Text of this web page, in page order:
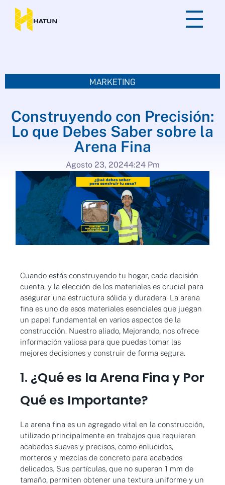
MARKETING
Construyendo con Precisión:
Lo que Debes Saber sobre la
Arena Fina
Agosto 23, 20244:24 Pm
Cuando estás construyendo tu hogar, cada decisión
cuenta, y la elección de los materiales es crucial para
asegurar una estructura sólida y duradera. La arena
fina es uno de esos materiales esenciales que juegan
un papel fundamental en varios aspectos de la
construcción. Nuestro aliado, Mejorando, nos ofrece
información valiosa para que puedas tomar las
mejores decisiones y construir de forma segura.
1. ¿Qué es la Arena Fina y Por
Qué es Importante?
La arena fina es un agregado vital en la construcción,
utilizado principalmente en trabajos que requieren
acabados suaves y precisos, como enlucidos,
morteros y mezclas de concreto para acabados
delicados. Sus partículas, que no superan 1 mm de
tamaño, permiten obtener una textura uniforme y un